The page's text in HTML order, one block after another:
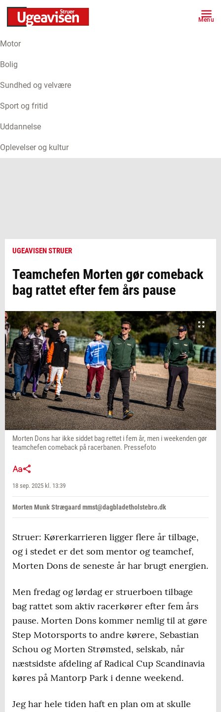
Menu
Motor
Bolig
Sundhed og velvære
Sport og fritid
Uddannelse
Oplevelser og kultur
UGEAVISEN STRUER
Teamchefen Morten gør comeback
bag rattet efter fem års pause
Morten Dons har ikke siddet bag rettet i fem år, men i weekenden gør
teamchefen comeback på racerbanen. Pressefoto
18 sep. 2025 kl. 13:39
Morten Munk Strægaard mmst@dagbladetholstebro.dk
Struer: Kørerkarrieren ligger flere år tilbage,
og i stedet er det som mentor og teamchef,
Morten Dons de seneste år har brugt energien.
Men fredag og lørdag er struerboen tilbage
bag rattet som aktiv racerkører efter fem års
pause. Morten Dons kommer nemlig til at gøre
Step Motorsports to andre kørere, Sebastian
Schou og Morten Strømsted, selskab, når
næstsidste afdeling af Radical Cup Scandinavia
køres på Mantorp Park i denne weekend.
Jeg har hele tiden haft en plan om at skulle